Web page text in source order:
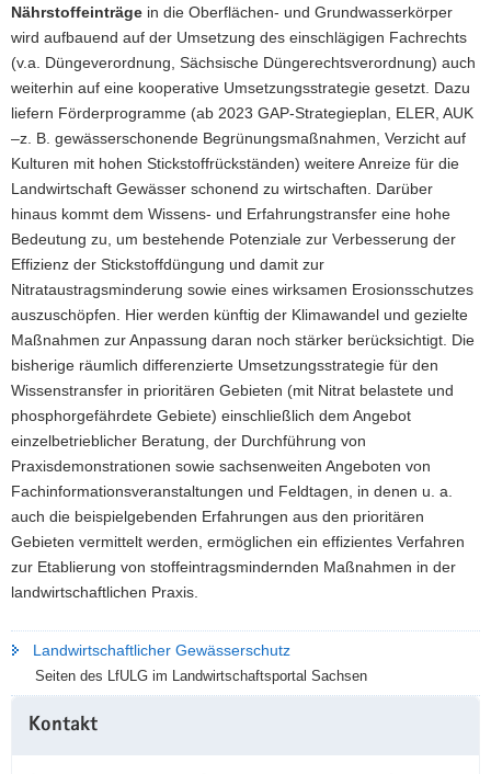
Nährstoffeinträge in die Oberflächen- und Grundwasserkörper
wird aufbauend auf der Umsetzung des einschlägigen Fachrechts
(v.a. Düngeverordnung, Sächsische Düngerechtsverordnung) auch
weiterhin auf eine kooperative Umsetzungsstrategie gesetzt. Dazu
liefern Förderprogramme (ab 2023 GAP-Strategieplan, ELER, AUK
–z. B. gewässerschonende Begrünungsmaßnahmen, Verzicht auf
Kulturen mit hohen Stickstoffrückständen) weitere Anreize für die
Landwirtschaft Gewässer schonend zu wirtschaften. Darüber
hinaus kommt dem Wissens- und Erfahrungstransfer eine hohe
Bedeutung zu, um bestehende Potenziale zur Verbesserung der
Effizienz der Stickstoffdüngung und damit zur
Nitrataustragsminderung sowie eines wirksamen Erosionsschutzes
auszuschöpfen. Hier werden künftig der Klimawandel und gezielte
Maßnahmen zur Anpassung daran noch stärker berücksichtigt. Die
bisherige räumlich differenzierte Umsetzungsstrategie für den
Wissenstransfer in prioritären Gebieten (mit Nitrat belastete und
phosphorgefährdete Gebiete) einschließlich dem Angebot
einzelbetrieblicher Beratung, der Durchführung von
Praxisdemonstrationen sowie sachsenweiten Angeboten von
Fachinformationsveranstaltungen und Feldtagen, in denen u. a.
auch die beispielgebenden Erfahrungen aus den prioritären
Gebieten vermittelt werden, ermöglichen ein effizientes Verfahren
zur Etablierung von stoffeintragsmindernden Maßnahmen in der
landwirtschaftlichen Praxis.
Landwirtschaftlicher Gewässerschutz
Seiten des LfULG im Landwirtschaftsportal Sachsen
Information
Kontakt